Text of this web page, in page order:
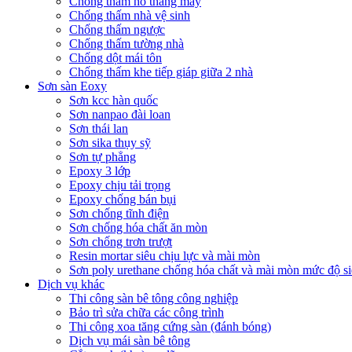
Chống thấm nhà vệ sinh
Chống thấm ngược
Chống thấm tường nhà
Chống dột mái tôn
Chống thấm khe tiếp giáp giữa 2 nhà
Sơn sàn Eoxy
Sơn kcc hàn quốc
Sơn nanpao đài loan
Sơn thái lan
Sơn sika thụy sỹ
Sơn tự phẳng
Epoxy 3 lớp
Epoxy chịu tải trọng
Epoxy chống bán bụi
Sơn chống tĩnh điện
Sơn chống hóa chất ăn mòn
Sơn chống trơn trượt
Resin mortar siêu chịu lực và mài mòn
Sơn poly urethane chống hóa chất và mài mòn mức độ
Dịch vụ khác
Thi công sàn bê tông công nghiệp
Bảo trì sửa chữa các công trình
Thi công xoa tăng cứng sàn (đánh bóng)
Dịch vụ mái sàn bê tông